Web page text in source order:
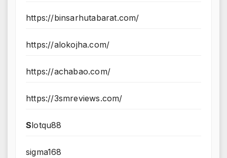
https://binsarhutabarat.com/
https://alokojha.com/
https://achabao.com/
https://3smreviews.com/
Slotqu88
sigma168